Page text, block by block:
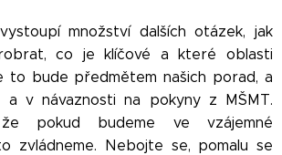
množství dalších otázek, jak
co je klíčové a které oblasti
to bude předmětem našich porad, a
a v návaznosti na pokyny z MŠMT.
pokud budeme ve vzájemné
zvládneme. Nebojte se, pomalu se